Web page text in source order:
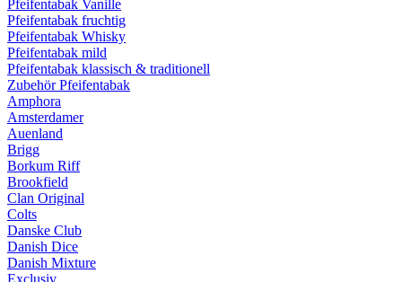
Pfeifentabak Vanille
Pfeifentabak fruchtig
Pfeifentabak Whisky
Pfeifentabak mild
Pfeifentabak klassisch & traditionell
Zubehör Pfeifentabak
Amphora
Amsterdamer
Auenland
Brigg
Borkum Riff
Brookfield
Clan Original
Colts
Danske Club
Danish Dice
Danish Mixture
Exclusiv